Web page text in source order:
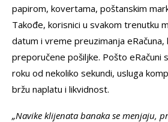
papirom, kovertama, poštanskim
Takođe, korisnici u svakom trenutku
datum i vreme preuzimanja
preporučene pošiljke. Pošto eRačuni
roku od nekoliko sekundi, usluga
bržu naplatu i likvidnost.
„Navike klijenata banaka se menjaju,